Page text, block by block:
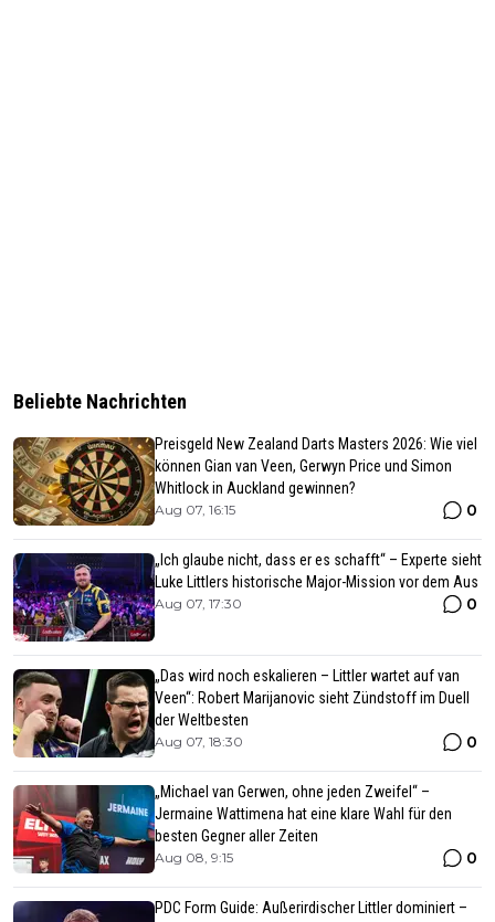
Beliebte Nachrichten
Preisgeld New Zealand Darts Masters 2026: Wie viel
können Gian van Veen, Gerwyn Price und Simon
Whitlock in Auckland gewinnen?
Aug 07, 16:15 0
„Ich glaube nicht, dass er es schafft“ – Experte sieht
Luke Littlers historische Major-Mission vor dem Aus
Aug 07, 17:30 0
„Das wird noch eskalieren – Littler wartet auf van
Veen“: Robert Marijanovic sieht Zündstoff im Duell
der Weltbesten
Aug 07, 18:30 0
„Michael van Gerwen, ohne jeden Zweifel“ –
Jermaine Wattimena hat eine klare Wahl für den
besten Gegner aller Zeiten
Aug 08, 9:15 0
PDC Form Guide: Außerirdischer Littler dominiert –